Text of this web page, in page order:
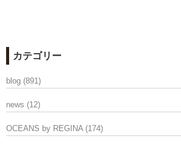
カテゴリー
blog (891)
news (12)
OCEANS by REGINA(174)